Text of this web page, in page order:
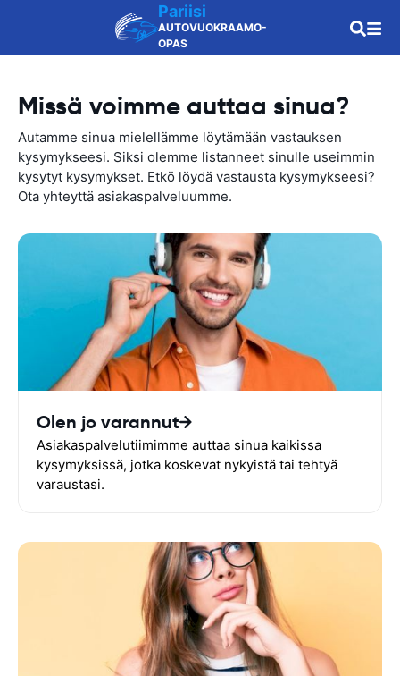
Pariisi
AUTOVUOKRAAMO-
OPAS
Missä voimme auttaa sinua?
Autamme sinua mielellämme löytämään vastauksen
kysymykseesi. Siksi olemme listanneet sinulle useimmin
kysytyt kysymykset. Etkö löydä vastausta kysymykseesi?
Ota yhteyttä asiakaspalveluumme.
Olen jo varannut
Asiakaspalvelutiimimme auttaa sinua kaikissa
kysymyksissä, jotka koskevat nykyistä tai tehtyä
varaustasi.